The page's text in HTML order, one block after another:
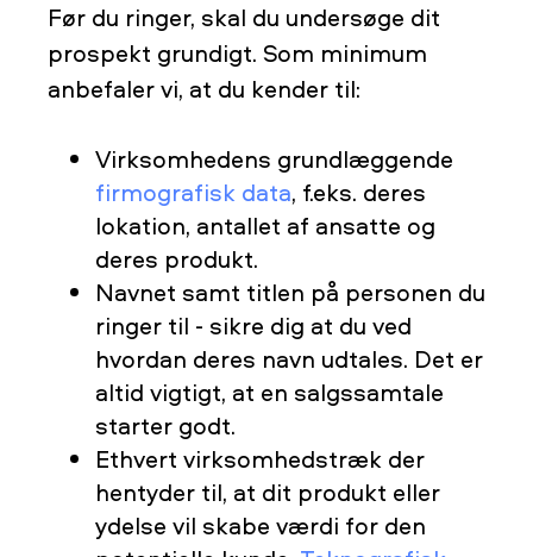
Før du ringer, skal du undersøge dit
prospekt grundigt. Som minimum
anbefaler vi, at du kender til:
Virksomhedens grundlæggende
firmografisk data, f.eks. deres
lokation, antallet af ansatte og
deres produkt.
Navnet samt titlen på personen du
ringer til - sikre dig at du ved
hvordan deres navn udtales. Det er
altid vigtigt, at en salgssamtale
starter godt.
Ethvert virksomhedstræk der
hentyder til, at dit produkt eller
ydelse vil skabe værdi for den